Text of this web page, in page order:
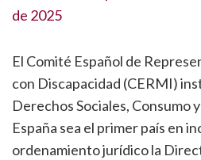
de 2025
El Comité Español de
con Discapacidad (CERMI)
Derechos Sociales, Consumo
España sea el primer país en
ordenamiento jurídico la